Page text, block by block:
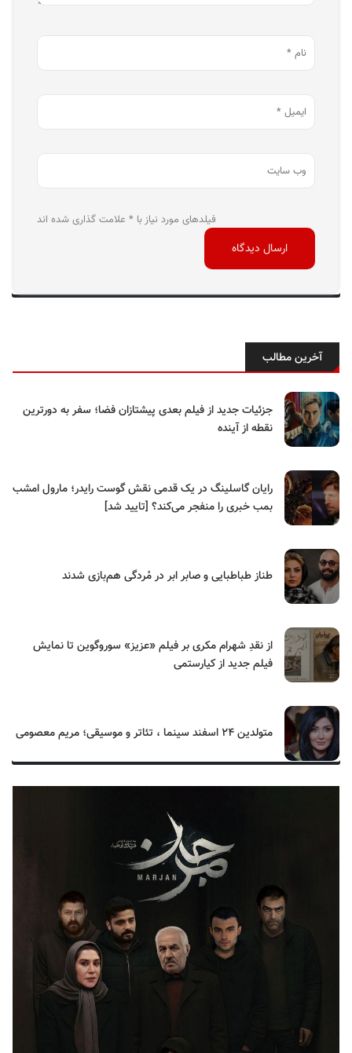
فیلدهای مورد نیاز با * علامت گذاری شده اند
آخرین مطالب
جزئیات جدید از فیلم بعدی پیشتازان فضا؛ سفر به دورترین
نقطه از آینده
رایان گاسلینگ در یک قدمی نقش گوست رایدر؛ مارول امشب
بمب خبری را منفجر می‌کند؟ [تایید شد]
طناز طباطبایی و صابر ابر در مُردگی هم‌بازی شدند
از نقدِ شهرام مکری بر فیلم «عزیز» سوروگوین تا نمایش
فیلم جدید از کیارستمی
متولدین ۲۴ اسفند سینما ، تئاتر و موسیقی؛ مریم معصومی